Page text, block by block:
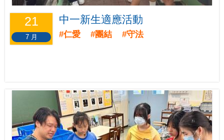
21
7 月
中一新生適應活動
#仁愛 #團結 #守法